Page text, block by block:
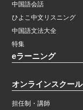
中国語会話
ひよこ中文リスニング
中国語文法大全
特集
eラーニング
オンラインスクール
担任制・講師